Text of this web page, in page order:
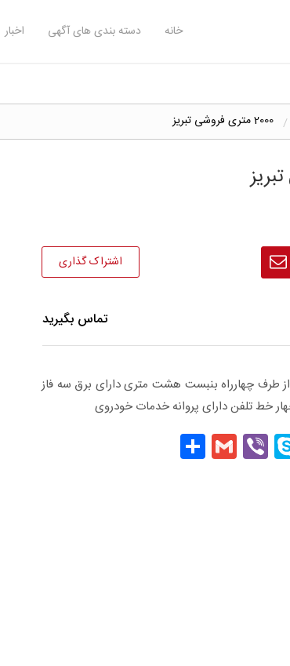
خانه دسته بندی های آگهی اخبار
2000 متری فروشی تبریز
اشتراک گذاری
تماس بگیرید
طرف چهارراه بنبست هشت متری دارای برق سه فاز
خط تلفن دارای پروانه خدمات خودروی
Skype
Viber
Gmail